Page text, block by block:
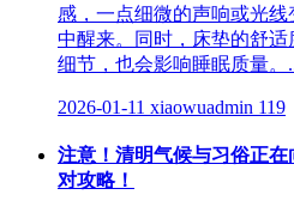
感，一点细微的声响或光
中醒来。同时，床垫的舒
细节，也会影响睡眠质量。
2026-01-11 xiaowuadmin 119
注意！清明气候与习俗正
对攻略！